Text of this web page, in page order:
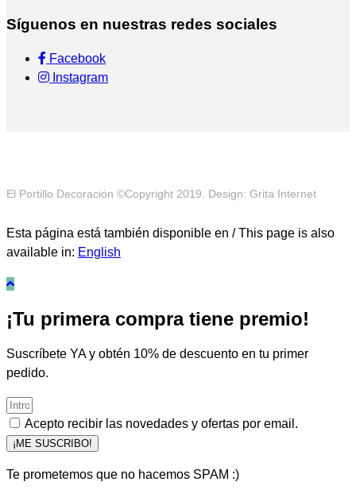
Síguenos en nuestras redes sociales
Facebook
Instagram
El Portillo Decoración ©Copyright 2019. Design: Grita Internet
Esta página está también disponible en / This page is also
available in: English
¡Tu primera compra tiene premio!
Suscríbete YA y obtén 10% de descuento en tu primer
pedido.
Acepto recibir las novedades y ofertas por email.
¡ME SUSCRIBO!
Te prometemos que no hacemos SPAM :)